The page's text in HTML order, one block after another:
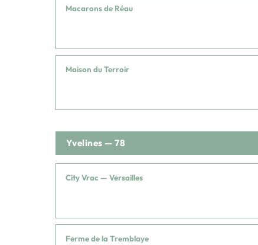
Macarons de Réau
Maison du Terroir
Yvelines — 78
City Vrac — Versailles
Ferme de la Tremblaye